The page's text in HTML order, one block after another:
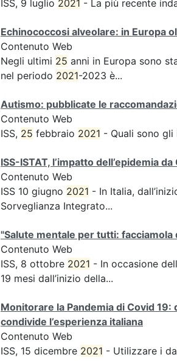
ISS, 9 luglio 2021 - La più recente
Echinococcosi alveolare: in Europa
Contenuto Web
Negli ultimi 25 anni in Europa sono
nel periodo 2021-2023 è...
Autismo: pubblicate le
Contenuto Web
ISS, 25 febbraio 2021 - Quali sono
ISS-ISTAT, l’impatto dell’epidemia
Contenuto Web
ISS 10 giugno 2021 - In Italia,
Sorveglianza Integrato...
"Salute mentale per tutti: facciamola
Contenuto Web
ISS, 8 ottobre 2021 - In occasione
19 mesi dall’inizio della...
Monitorare la Pandemia di Covid
condivide l’esperienza italiana
Contenuto Web
ISS, 15 dicembre 2021 - Utilizzare i